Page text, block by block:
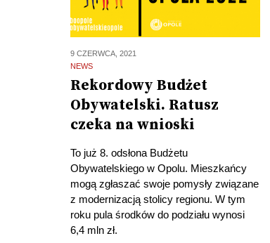
9 CZERWCA, 2021
NEWS
Rekordowy Budżet
Obywatelski. Ratusz
czeka na wnioski
To już 8. odsłona Budżetu
Obywatelskiego w Opolu. Mieszkańcy
mogą zgłaszać swoje pomysły związane
z modernizacją stolicy regionu. W tym
roku pula środków do podziału wynosi
6,4 mln zł.